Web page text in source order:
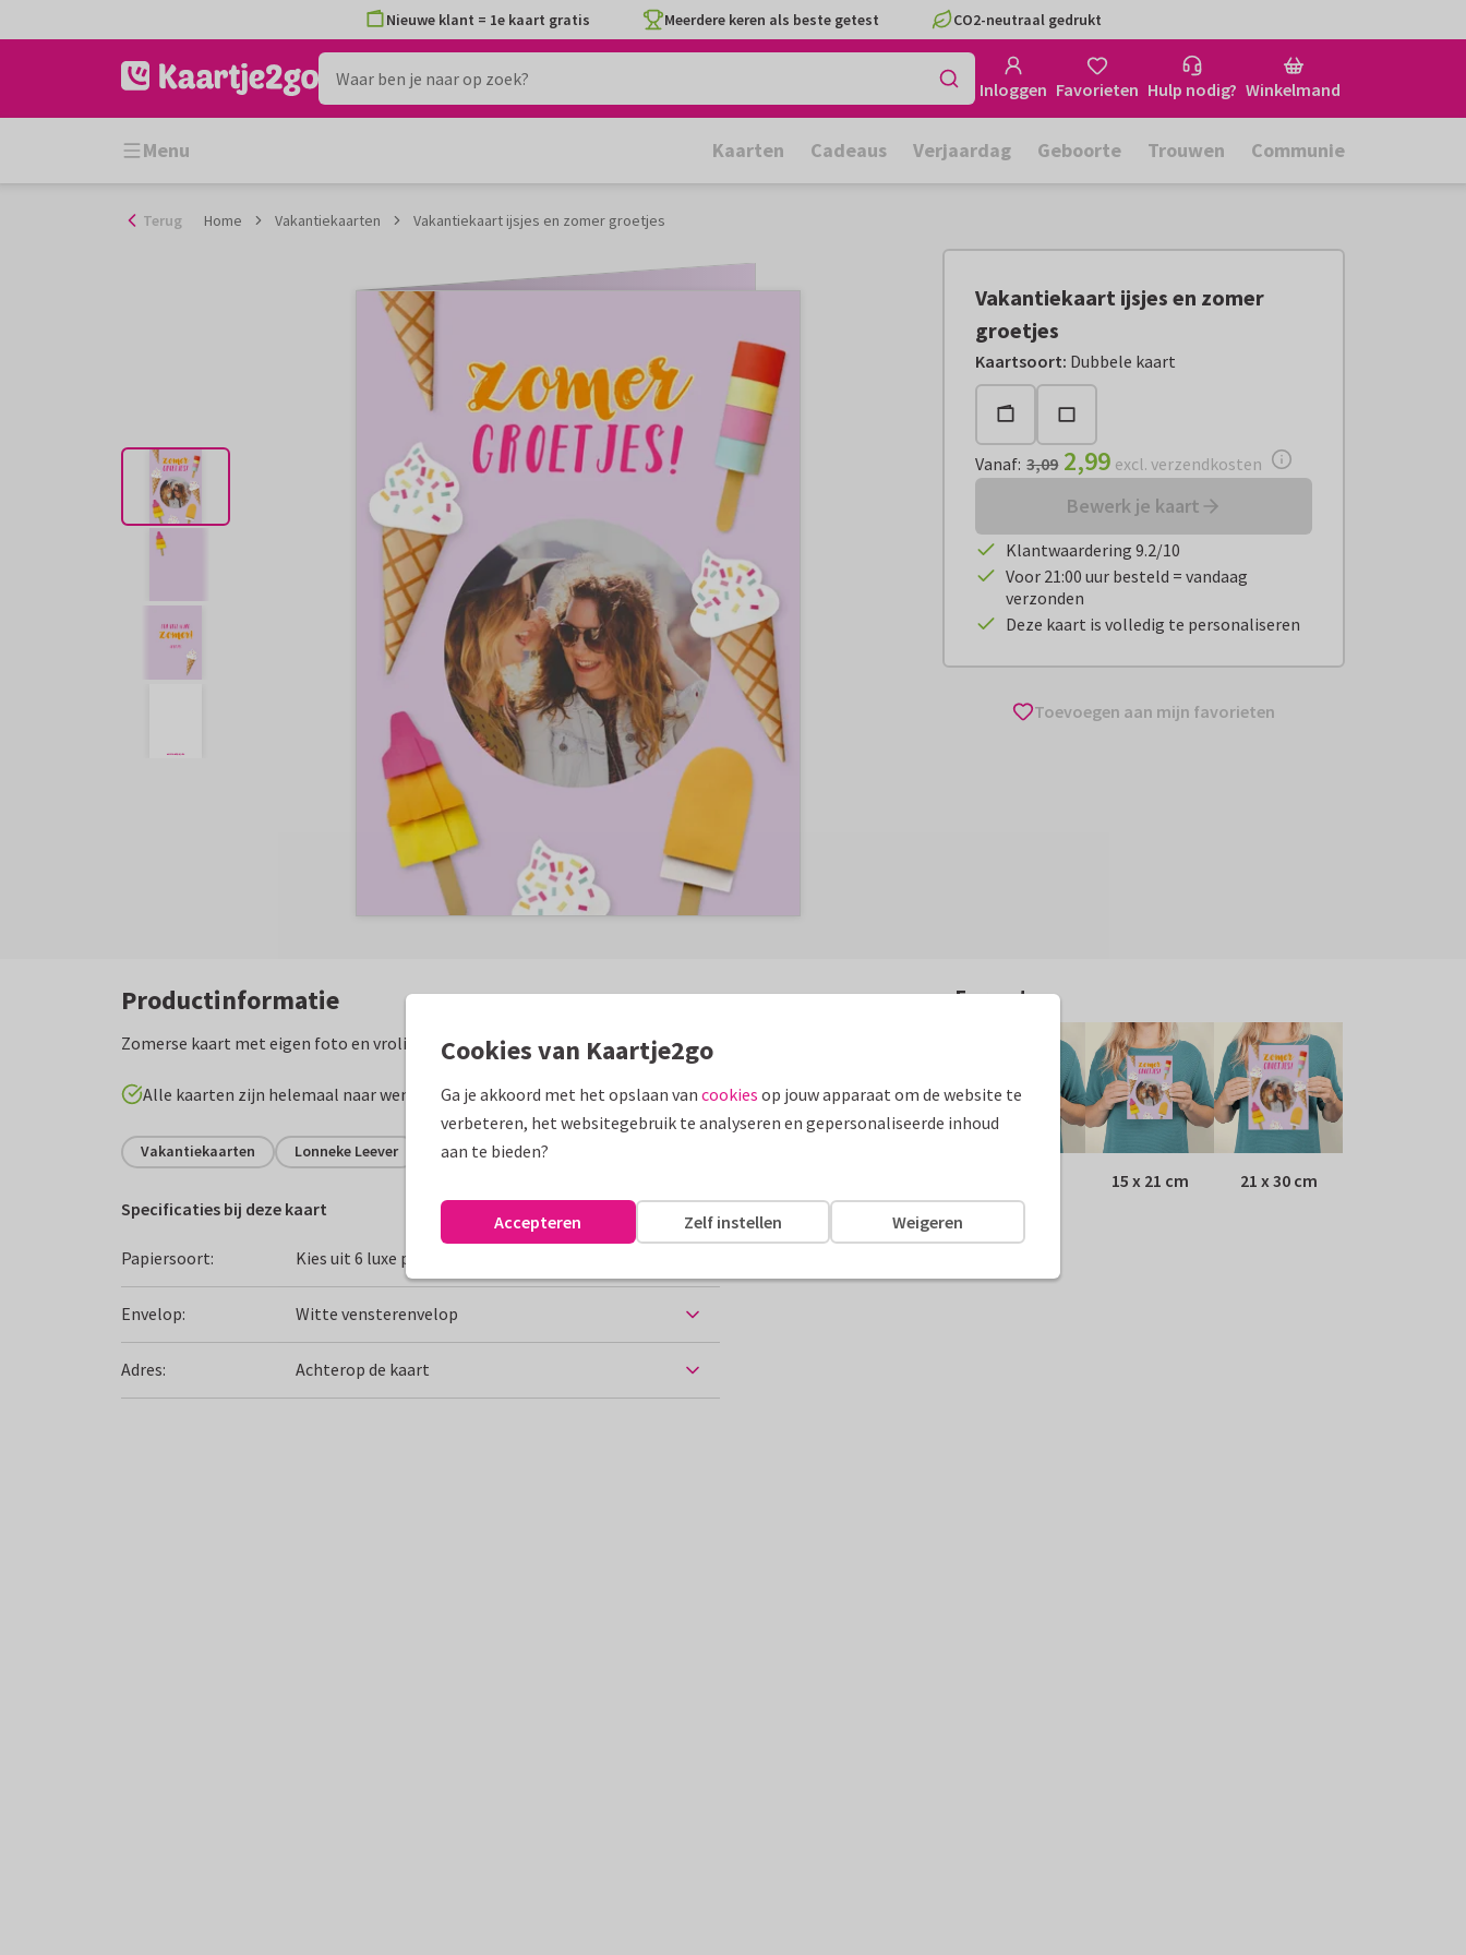
naar
Nieuwe klant = 1e kaart gratis Meerdere keren als beste getest CO2-neutraal gedrukt
Inloggen Favorieten Hulp nodig? Winkelmand
Menu Kaarten Cadeaus Verjaardag Geboorte Trouwen Communie
Terug Home Vakantiekaarten Vakantiekaart ijsjes en zomer groetjes
Vakantiekaart ijsjes en zomer
groetjes
Kaartsoort: Dubbele kaart
Vanaf:€ 2,99 excl. verzendkosten
Vanaf: 3,09 2,99 excl. verzendkosten
Bewerk je kaart
Klantwaardering 9.2/10
Voor 21:00 uur besteld = vandaag
verzonden
Deze kaart is volledig te personaliseren
Toevoegen aan mijn favorieten
Productinformatie
Zomerse kaart met eigen foto en vrolijke ijsjes!
Alle kaarten zijn helemaal naar wens aan te passen
Vakantiekaarten Lonneke Leever Fijne vakantie
Specificaties bij deze kaart
Papiersoort: Kies uit 6 luxe papiersoorten
Envelop: Witte vensterenvelop
Adres: Achterop de kaart
Formaten
15 x 21 cm 21 x 30 cm
Cookies van Kaartje2go
Ga je akkoord met het opslaan van cookies op jouw apparaat om de website te
verbeteren, het websitegebruik te analyseren en gepersonaliseerde inhoud
aan te bieden?
Weigeren
Zelf instellen
Accepteren